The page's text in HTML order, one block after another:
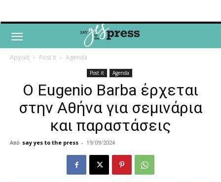
Αρχική Post it Agenda
Post it Agenda
O Eugenio Barba έρχεται
στην Αθήνα για σεμινάρια
και παραστάσεις
Από say yes to the press - 19/09/2024